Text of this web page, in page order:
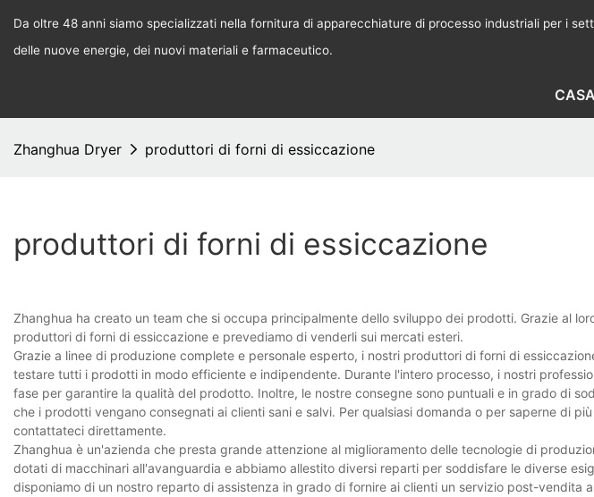
Da oltre 48 anni siamo specializzati nella fornitura di apparecchiature di processo industriali per i
delle nuove energie, dei nuovi materiali e farmaceutico.
CASA
Zhanghua Dryer produttori di forni di essiccazione
produttori di forni di essiccazione
Zhanghua ha creato un team che si occupa principalmente dello sviluppo dei prodotti. Grazie al
produttori di forni di essiccazione e prevediamo di venderli sui mercati esteri.
Grazie a linee di produzione complete e personale esperto, i nostri produttori di forni di
testare tutti i prodotti in modo efficiente e indipendente. Durante l'intero processo, i nostri
fase per garantire la qualità del prodotto. Inoltre, le nostre consegne sono puntuali e in grado di
che i prodotti vengano consegnati ai clienti sani e salvi. Per qualsiasi domanda o per saperne di
contattateci direttamente.
Zhanghua è un'azienda che presta grande attenzione al miglioramento delle tecnologie di
dotati di macchinari all'avanguardia e abbiamo allestito diversi reparti per soddisfare le diverse
disponiamo di un nostro reparto di assistenza in grado di fornire ai clienti un servizio post-vendita